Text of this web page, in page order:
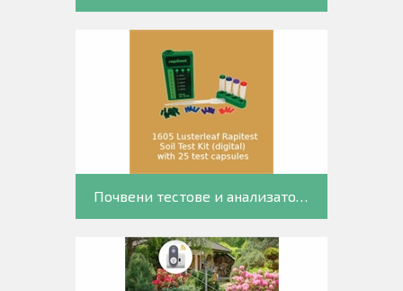
Почвени тестове и анализатори